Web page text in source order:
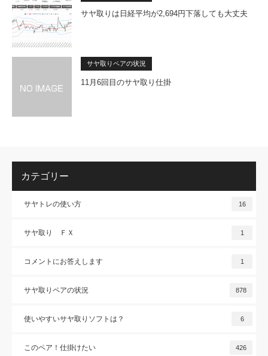
サヤ取りは日経平均が2,694円下落しても大丈夫
サヤ取りペアの状況
11月6回目のサヤ取り仕掛
カテゴリー
サヤトレの使い方 16
サヤ取り ＦＸ 1
コメントにお答えします 1
サヤ取りペアの状況 878
使いやすいサヤ取りソフトは？ 6
このペア！仕掛けたい 426